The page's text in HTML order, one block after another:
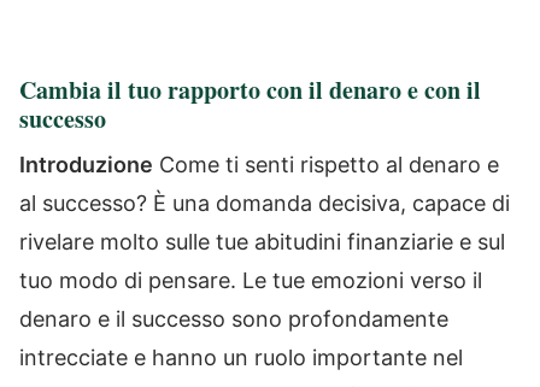
Cambia il tuo rapporto con il denaro e con il
successo
Introduzione Come ti senti rispetto al denaro e
al successo? È una domanda decisiva, capace di
rivelare molto sulle tue abitudini finanziarie e sul
tuo modo di pensare. Le tue emozioni verso il
denaro e il successo sono profondamente
intrecciate e hanno un ruolo importante nel